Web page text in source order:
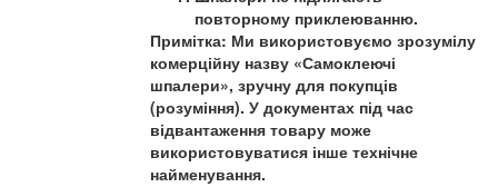
повторному приклеюванню.
Примітка: Ми використовуємо зрозумілу
комерційну назву «Самоклеючі
шпалери», зручну для покупців
(розуміння). У документах під час
відвантаження товару може
використовуватися інше технічне
найменування.